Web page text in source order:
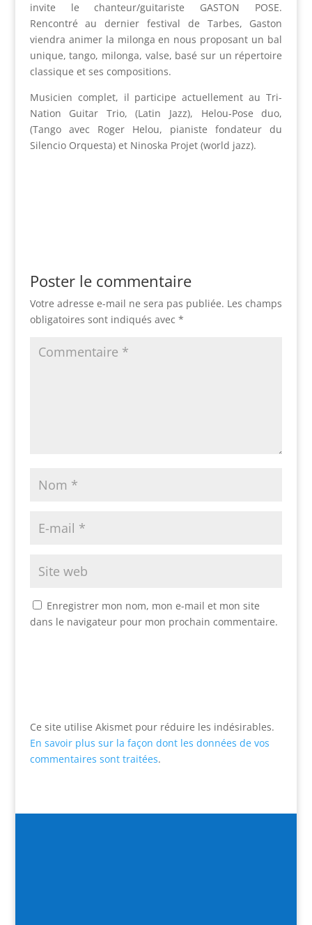
invite le chanteur/guitariste GASTON POSE.
Rencontré au dernier festival de Tarbes, Gaston
viendra animer la milonga en nous proposant un bal
unique, tango, milonga, valse, basé sur un répertoire
classique et ses compositions.
Musicien complet, il participe actuellement au Tri-
Nation Guitar Trio, (Latin Jazz), Helou-Pose duo,
(Tango avec Roger Helou, pianiste fondateur du
Silencio Orquesta) et Ninoska Projet (world jazz).
Poster le commentaire
Votre adresse e-mail ne sera pas publiée. Les champs
obligatoires sont indiqués avec *
Enregistrer mon nom, mon e-mail et mon site
dans le navigateur pour mon prochain commentaire.
Ce site utilise Akismet pour réduire les indésirables.
En savoir plus sur la façon dont les données de vos
commentaires sont traitées.